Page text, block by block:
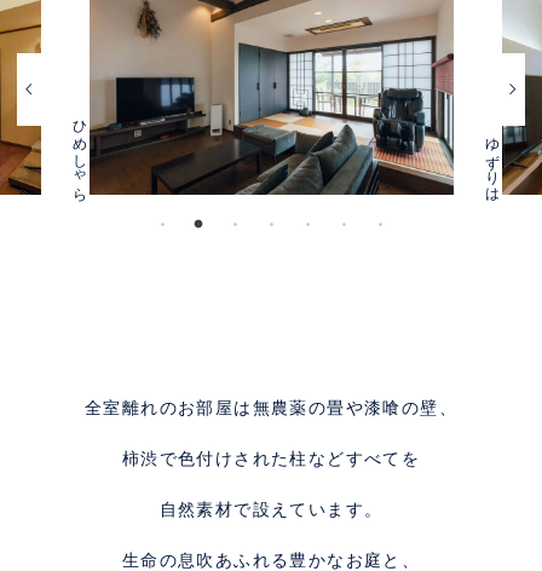
chevron_left
ゆずりは ゆすらうめ
chevron_right
全室離れのお部屋は無農薬の畳や漆喰の壁、
柿渋で色付けされた柱などすべてを
自然素材で設えています。
生命の息吹あふれる豊かなお庭と、